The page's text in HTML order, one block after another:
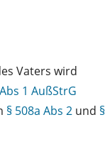
Vaters wird
1 AußStrG
§ 508a Abs 2 und §